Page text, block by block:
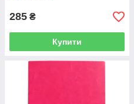
285 ₴
Купити